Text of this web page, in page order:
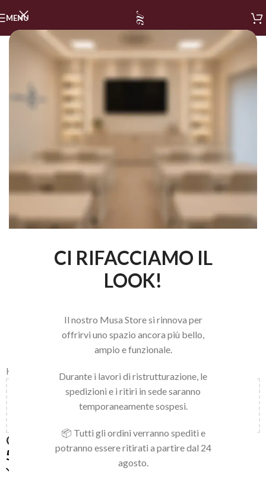
CI RIFACCIAMO IL
LOOK!
Il nostro Musa Store si rinnova per
offrirvi uno spazio ancora più bello,
ampio e funzionale.
Durante i lavori di ristrutturazione, le
spedizioni e i ritiri in sede saranno
temporaneamente sospesi.
📦 Tutti gli ordini verranno spediti e
potranno essere ritirati a partire dal 24
agosto.
MENU
Home LINEA BEAUTY / CORPO
150,00€al carrello e ottieni la spedizione
CREMA MANI 50ML
5,90